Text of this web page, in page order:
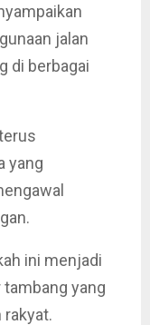
jalan
di berbagai
yang
ini menjadi
yang
rakyat.